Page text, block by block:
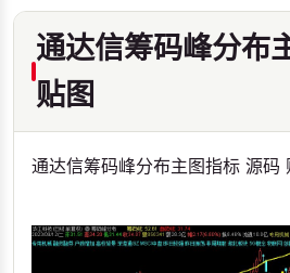
通达信筹码峰分布
贴图
通达信筹码峰分布主图指标 源码